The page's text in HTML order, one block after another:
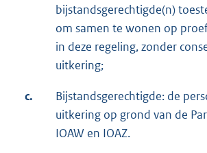
bijstandsgerechtigde(n)
om samen te wonen op
in deze regeling, zonder
uitkering;
c.
Bijstandsgerechtigde: de
uitkering op grond van de
IOAW en IOAZ.